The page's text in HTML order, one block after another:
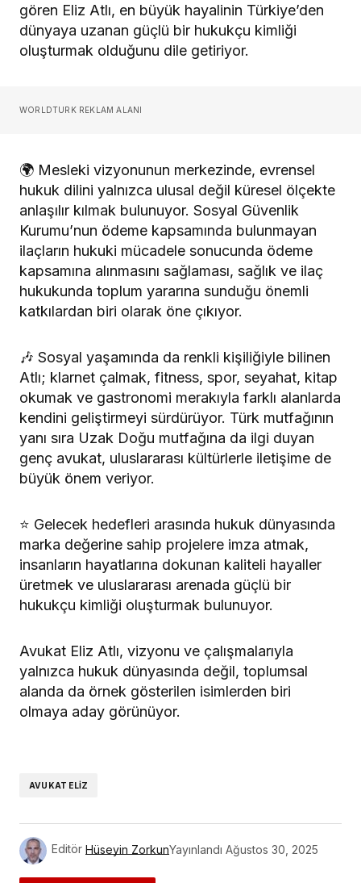
gören Eliz Atlı, en büyük hayalinin Türkiye’den
dünyaya uzanan güçlü bir hukukçu kimliği
oluşturmak olduğunu dile getiriyor.
WORLDTURK REKLAM ALANI
🌍 Mesleki vizyonunun merkezinde, evrensel
hukuk dilini yalnızca ulusal değil küresel ölçekte
anlaşılır kılmak bulunuyor. Sosyal Güvenlik
Kurumu’nun ödeme kapsamında bulunmayan
ilaçların hukuki mücadele sonucunda ödeme
kapsamına alınmasını sağlaması, sağlık ve ilaç
hukukunda toplum yararına sunduğu önemli
katkılardan biri olarak öne çıkıyor.
🎶 Sosyal yaşamında da renkli kişiliğiyle bilinen
Atlı; klarnet çalmak, fitness, spor, seyahat, kitap
okumak ve gastronomi merakıyla farklı alanlarda
kendini geliştirmeyi sürdürüyor. Türk mutfağının
yanı sıra Uzak Doğu mutfağına da ilgi duyan
genç avukat, uluslararası kültürlerle iletişime de
büyük önem veriyor.
⭐ Gelecek hedefleri arasında hukuk dünyasında
marka değerine sahip projelere imza atmak,
insanların hayatlarına dokunan kaliteli hayaller
üretmek ve uluslararası arenada güçlü bir
hukukçu kimliği oluşturmak bulunuyor.
Avukat Eliz Atlı, vizyonu ve çalışmalarıyla
yalnızca hukuk dünyasında değil, toplumsal
alanda da örnek gösterilen isimlerden biri
olmaya aday görünüyor.
AVUKAT ELIZ
Editör Hüseyin ZorkunYayınlandı Ağustos 30, 2025